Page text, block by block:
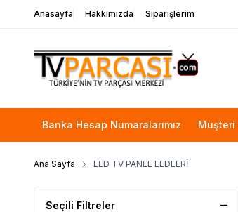
Anasayfa Hakkımızda Siparişlerim
Banka Hesap Numaralarımız Müşteri
Ana Sayfa LED TV PANEL LEDLERİ
Seçili Filtreler